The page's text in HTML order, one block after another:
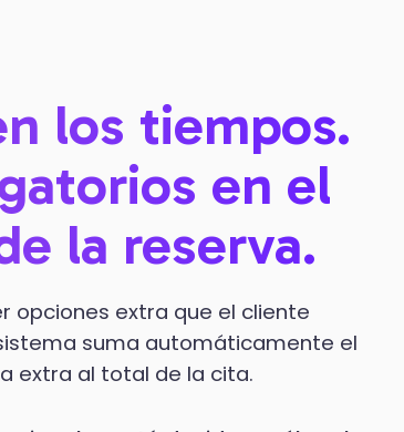
los tiempos.
en el
la reserva.
opciones extra que el cliente
suma automáticamente el
extra al total de la cita.